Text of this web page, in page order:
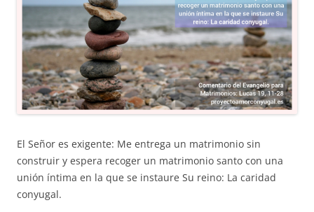
El Señor es exigente: Me entrega un matrimonio sin
construir y espera recoger un matrimonio santo con una
unión íntima en la que se instaure Su reino: La caridad
conyugal.